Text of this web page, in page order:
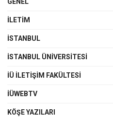
İLETIM
İSTANBUL
İSTANBUL ÜNIVERSITESI
İÜ İLETIŞIM FAKÜLTESI
İÜWEBTV
KÖŞE YAZILARI